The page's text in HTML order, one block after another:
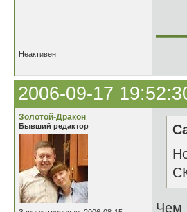
Неактивен
2006-09-17
Золотой-Дракон
Бывший редактор
Чем